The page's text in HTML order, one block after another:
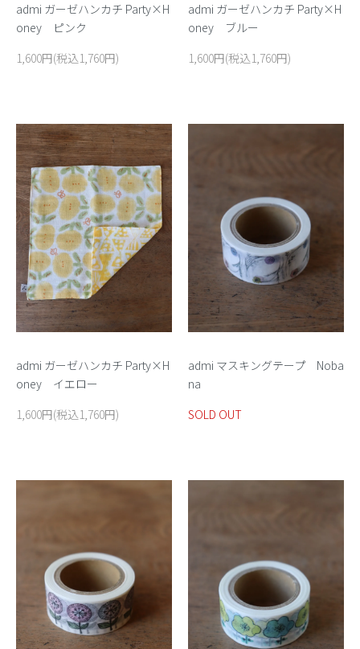
admi ガーゼハンカチ Party×H
oney ピンク
1,600円(税込1,760円)
admi ガーゼハンカチ Party×H
oney ブルー
1,600円(税込1,760円)
admi ガーゼハンカチ Party×H
oney イエロー
1,600円(税込1,760円)
admi マスキングテープ Noba
na
SOLD OUT